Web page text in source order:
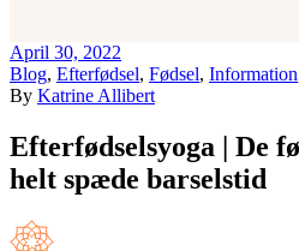
April 30, 2022
Blog, Efterfødsel, Fødsel, Information
By Katrine Allibert
Efterfødselsyoga | De
helt spæde barselstid